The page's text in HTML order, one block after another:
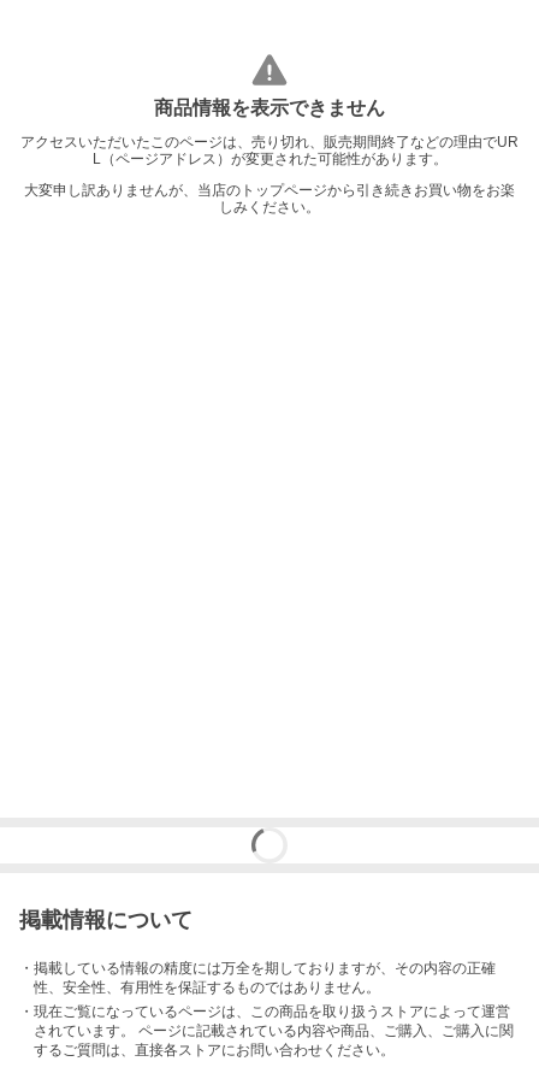
商品情報を表示できません
アクセスいただいたこのページは、売り切れ、販売期間終了などの理由でUR
L（ページアドレス）が変更された可能性があります。
大変申し訳ありませんが、当店のトップページから引き続きお買い物をお楽
しみください。
掲載情報について
・掲載している情報の精度には万全を期しておりますが、その内容の正確
性、安全性、有用性を保証するものではありません。
・現在ご覧になっているページは、この商品を取り扱うストアによって運営
されています。 ページに記載されている内容や商品、ご購入 、ご購入に関
するご質問は、直接各ストアにお問い合わせください。